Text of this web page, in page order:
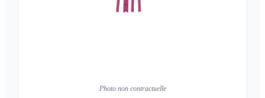
Photo non contractuelle